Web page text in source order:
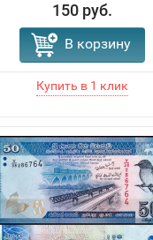
150 руб.
В корзину